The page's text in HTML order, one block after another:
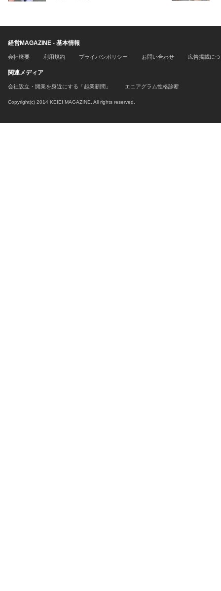
経営MAGAZINE - 基本情報
会社概要 利用規約 プライバシポリシー お問い合わせ 広告掲載に
関連メディア
会社設立・開業を身近にする「起業新聞」 エニアグラム性格診断
Copyright(c) 2014 KEIEI MAGAZINE. All rights reserved.